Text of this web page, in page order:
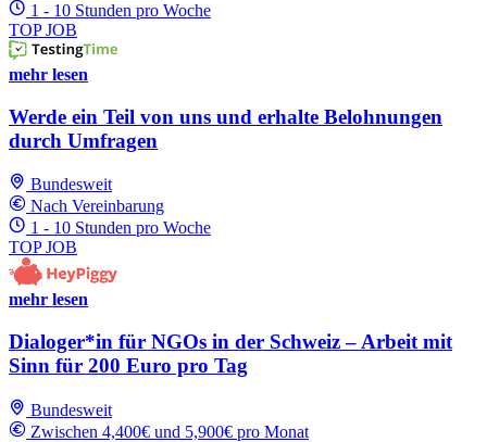
1 - 10 Stunden pro Woche
TOP JOB
mehr lesen
Werde ein Teil von uns und erhalte Belohnungen
durch Umfragen
Bundesweit
Nach Vereinbarung
1 - 10 Stunden pro Woche
TOP JOB
mehr lesen
Dialoger*in für NGOs in der Schweiz – Arbeit mit
Sinn für 200 Euro pro Tag
Bundesweit
Zwischen 4,400€ und 5,900€ pro Monat